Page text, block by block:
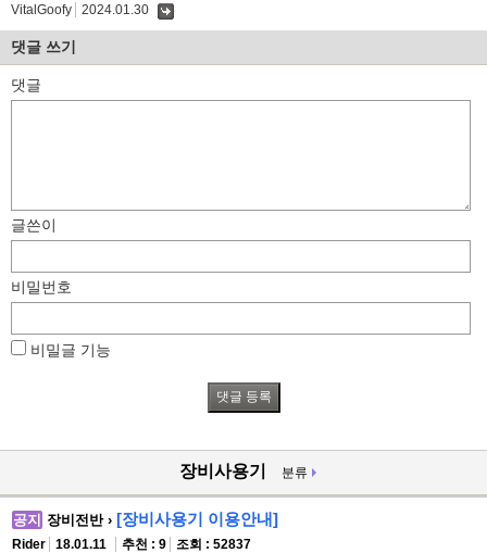
VitalGoofy 2024.01.30
댓글 쓰기
댓글
글쓴이
비밀번호
비밀글 기능
장비사용기 분류
공지 장비전반 › [장비사용기 이용안내]
Rider 18.01.11 추천 : 9 조회 : 52837